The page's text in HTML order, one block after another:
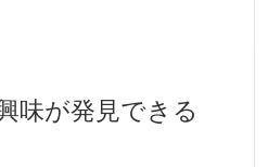
味が発見できる